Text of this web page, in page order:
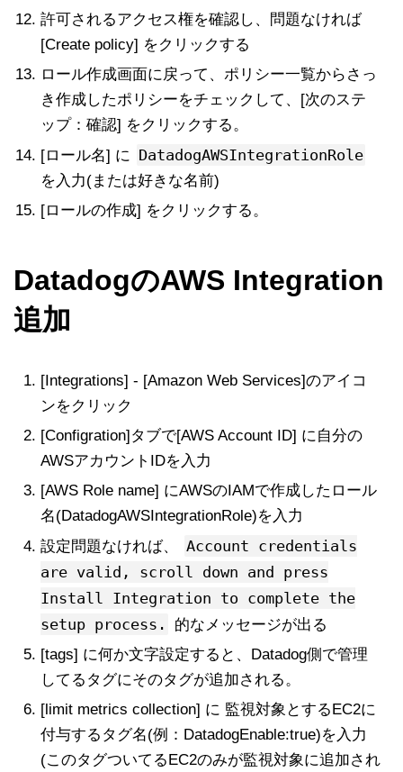
許可されるアクセス権を確認し、問題なければ
[Create policy] をクリックする
ロール作成画面に戻って、ポリシー一覧からさっ
き作成したポリシーをチェックして、[次のステ
ップ：確認] をクリックする。
[ロール名] に DatadogAWSIntegrationRole
を入力(または好きな名前)
[ロールの作成] をクリックする。
DatadogのAWS Integration
追加
[Integrations] - [Amazon Web Services]のアイコ
ンをクリック
[Configration]タブで[AWS Account ID] に自分の
AWSアカウントIDを入力
[AWS Role name] にAWSのIAMで作成したロール
名(DatadogAWSIntegrationRole)を入力
設定問題なければ、
Account credentials
are valid, scroll down and press
Install Integration to complete the
setup process.
的なメッセージが出る
[tags] に何か文字設定すると、Datadog側で管理
してるタグにそのタグが追加される。
[limit metrics collection] に 監視対象とするEC2に
付与するタグ名(例：DatadogEnable:true)を入力
(このタグついてるEC2のみが監視対象に追加され